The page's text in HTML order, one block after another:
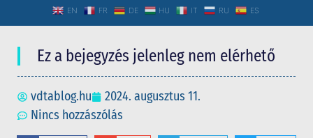
EN FR DE HU IT RU ES
Ez a bejegyzés jelenleg nem elérhető
vdtablog.hu
2024. augusztus 11.
Nincs hozzászólás